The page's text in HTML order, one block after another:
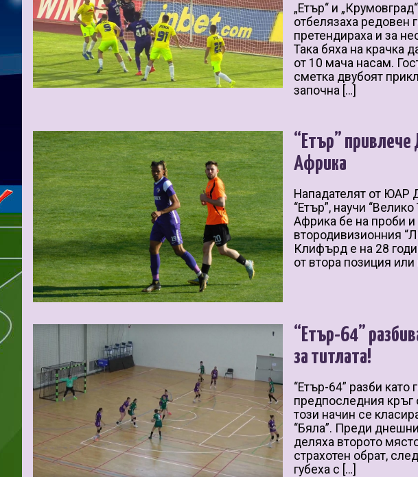
„Етър“ и
отбелязаха редовен
претендираха и за
Така бяха на крачка
от 10 мача насам.
сметка двубоят
започна […]
“Етър”
Африка
Нападателят от ЮАР
“Етър”, научи
Африка бе на проби и
втородивизионния
Клифърд е на 28
от втора позиция
“Етър-64”
за титлата!
“Етър-64” разби като
предпоследния кръг
този начин се
“Бяла”. Преди
деляха второто
страхотен обрат,
губеха с […]